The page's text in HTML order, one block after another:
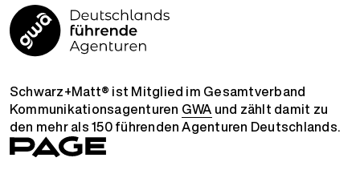
Schwarz+Matt® ist Mitglied im Gesamtverband
Kommunikationsagenturen GWA und zählt damit zu
den mehr als 150 führenden Agenturen Deutschlands.